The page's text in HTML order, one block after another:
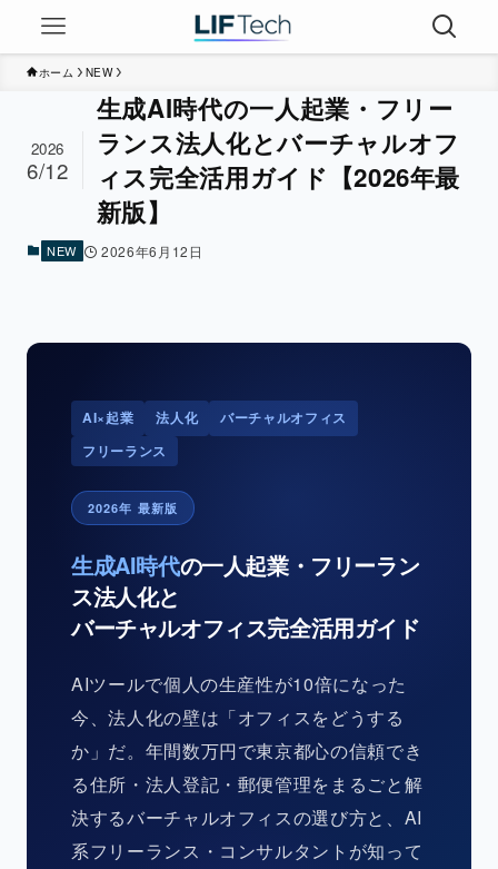
ホーム NEW
生成AI時代の一人起業・フリー
ランス法人化とバーチャルオフ
ィス完全活用ガイド【2026年最
新版】
2026
6/12
NEW 2026年6月12日
AI×起業 法人化
バーチャルオフィス
フリーランス
2026年 最新版
生成AI時代の一人起業・フリーラン
ス法人化と
バーチャルオフィス完全活用ガイド
AIツールで個人の生産性が10倍になった
今、法人化の壁は「オフィスをどうする
か」だ。年間数万円で東京都心の信頼でき
る住所・法人登記・郵便管理をまるごと解
決するバーチャルオフィスの選び方と、AI
系フリーランス・コンサルタントが知って